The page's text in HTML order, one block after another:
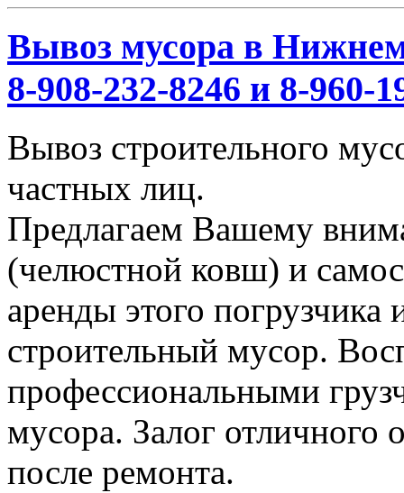
Вывоз мусора в
8-908-232-8246 и 8-960-
Вывоз строительного
частных лиц.
Предлагаем Вашему
(челюстной ковш) и
аренды этого
строительный мусор.
профессиональными
мусора. Залог отличного
после ремонта.